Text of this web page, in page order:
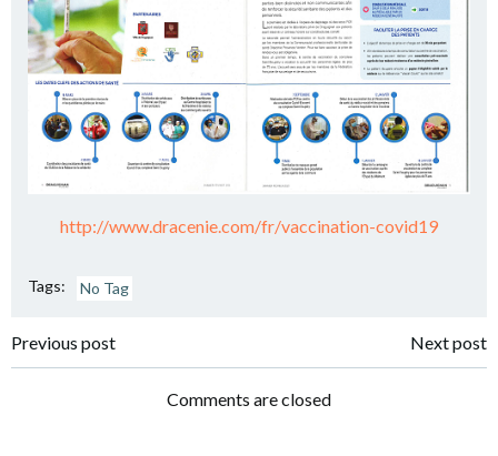
http://www.dracenie.com/fr/vaccination-covid19
Tags: No Tag
Post
navigation
Previous post
navigation
Next post
Comments are closed